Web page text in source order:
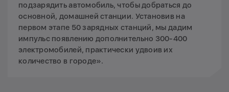
подзарядить автомобиль, чтобы добраться до
основной, домашней станции. Установив на
первом этапе 50 зарядных станций, мы дадим
импульс появлению дополнительно 300-400
электромобилей, практически удвоив их
количество в городе».